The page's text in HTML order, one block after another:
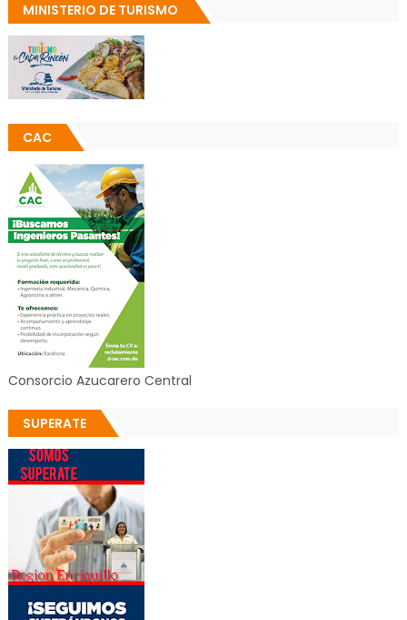
MINISTERIO DE TURISMO
CAC
Consorcio Azucarero Central
SUPERATE